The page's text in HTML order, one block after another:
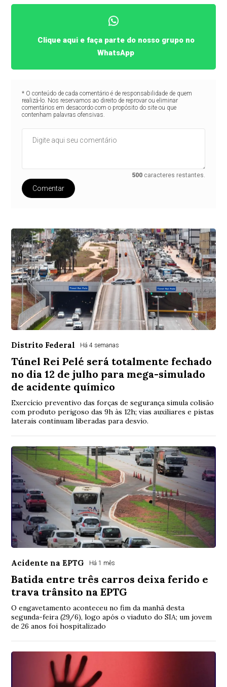
Clique aqui e faça parte do nosso grupo no
WhatsApp
* O conteúdo de cada comentário é de responsabilidade de quem
realizá-lo. Nos reservamos ao direito de reprovar ou eliminar
comentários em desacordo com o propósito do site ou que
contenham palavras ofensivas.
500 caracteres restantes.
Comentar
Distrito Federal Há 4 semanas
Túnel Rei Pelé será totalmente fechado
no dia 12 de julho para mega-simulado
de acidente químico
Exercício preventivo das forças de segurança simula colisão
com produto perigoso das 9h às 12h; vias auxiliares e pistas
laterais continuam liberadas para desvio.
Acidente na EPTG Há 1 mês
Batida entre três carros deixa ferido e
trava trânsito na EPTG
O engavetamento aconteceu no fim da manhã desta
segunda-feira (29/6), logo após o viaduto do SIA; um jovem
de 26 anos foi hospitalizado